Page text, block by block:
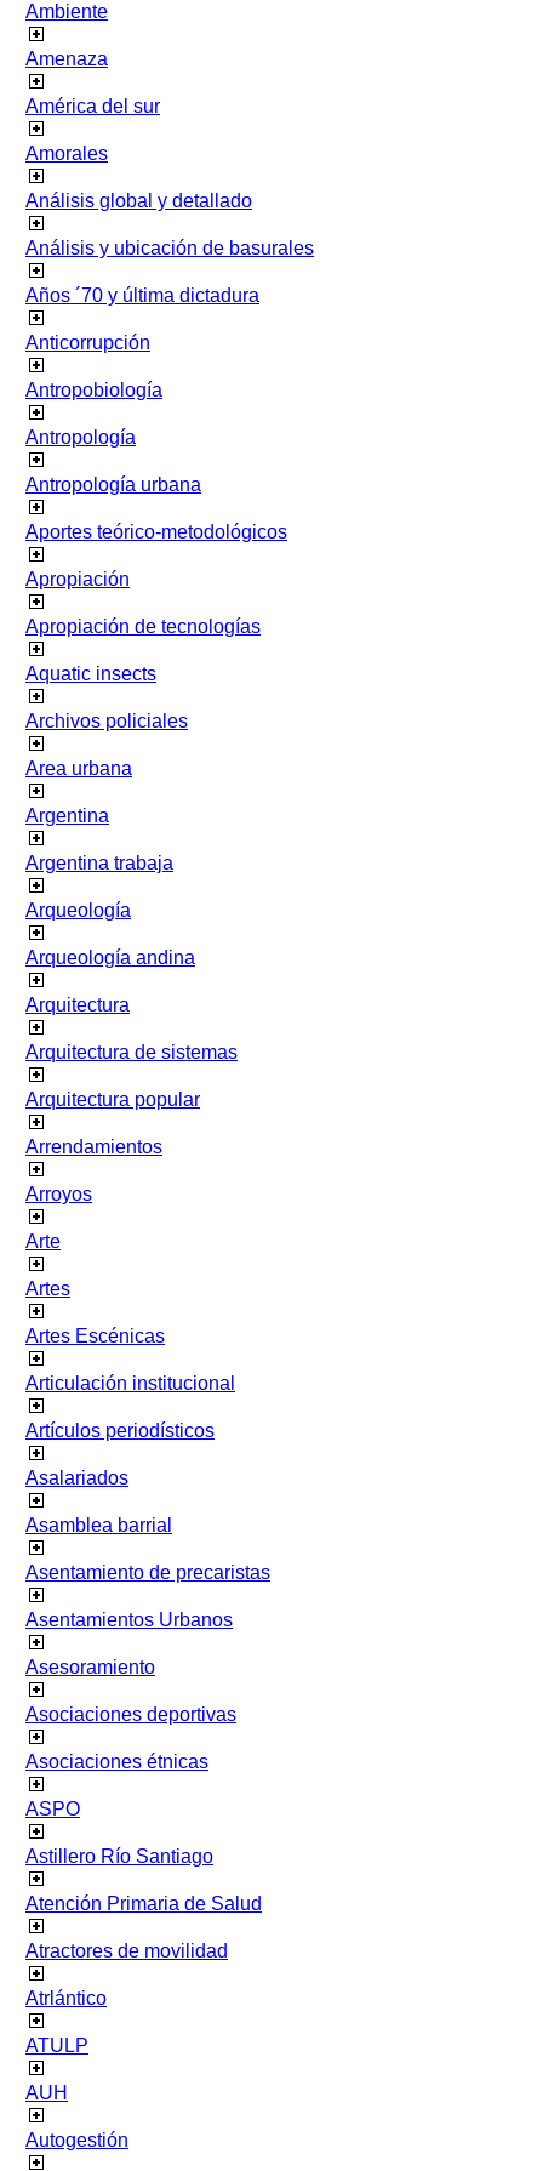
Ambiente
Amenaza
América del sur
Amorales
Análisis global y detallado
Análisis y ubicación de basurales
Años ´70 y última dictadura
Anticorrupción
Antropobiología
Antropología
Antropología urbana
Aportes teórico-metodológicos
Apropiación
Apropiación de tecnologías
Aquatic insects
Archivos policiales
Area urbana
Argentina
Argentina trabaja
Arqueología
Arqueología andina
Arquitectura
Arquitectura de sistemas
Arquitectura popular
Arrendamientos
Arroyos
Arte
Artes
Artes Escénicas
Articulación institucional
Artículos periodísticos
Asalariados
Asamblea barrial
Asentamiento de precaristas
Asentamientos Urbanos
Asesoramiento
Asociaciones deportivas
Asociaciones étnicas
ASPO
Astillero Río Santiago
Atención Primaria de Salud
Atractores de movilidad
Atrlántico
ATULP
AUH
Autogestión